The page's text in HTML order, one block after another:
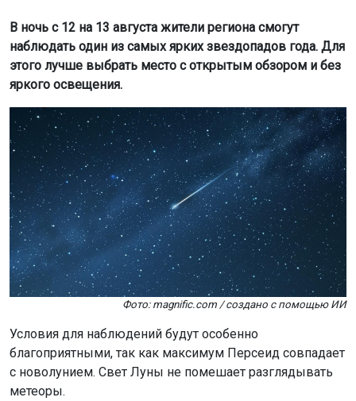
В ночь с 12 на 13 августа жители региона смогут
наблюдать один из самых ярких звездопадов года. Для
этого лучше выбрать место с открытым обзором и без
яркого освещения.
Фото: magnific.com / создано с помощью ИИ
Условия для наблюдений будут особенно
благоприятными, так как максимум Персеид совпадает
с новолунием. Свет Луны не помешает разглядывать
метеоры.